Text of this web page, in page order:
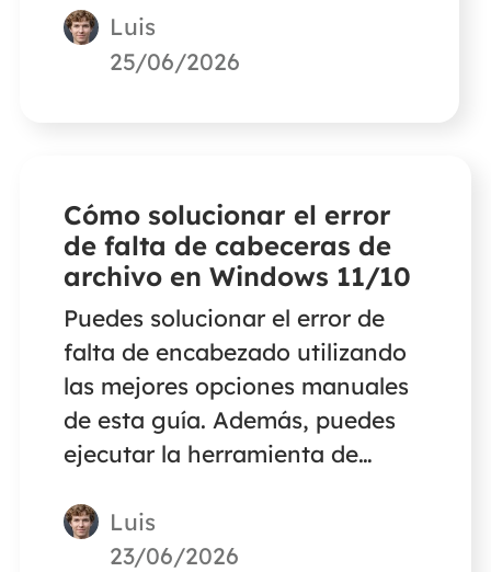
recuperar vídeos borrados de
videocámaras Canon si has
Luis
25/06/2026
Cómo solucionar el error
de falta de cabeceras de
archivo en Windows 11/10
Puedes solucionar el error de
falta de encabezado utilizando
las mejores opciones manuales
de esta guía. Además, puedes
ejecutar la herramienta de
EaseUS para reparar archivos
corruptos de Word, Excel,
Luis
23/06/2026